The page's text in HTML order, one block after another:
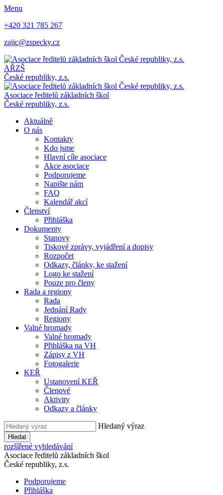
Menu
+420 321 785 267
zajic@zspecky.cz
AŘZŠ
České republiky, z.s.
Asociace ředitelů základních škol
České republiky, z.s.
Aktuálně
O nás
Kontakty
Kdo jsme
Hlavní cíle asociace
Akce asociace
Podporujeme
Napište nám
FAQ
Kalendář akcí
Členství
Přihláška
Dokumenty
Stanovy
Tiskové zprávy, vyjádření a dopisy
Rozpočet
Odkazy, články, ke stažení
Logo ke stažení
Pouze pro členy
Rada a regiony
Rada
Jednání Rady
Regiony
Valné hromady
Valné hromady
Přihláška na VH
Zápisy z VH
Fotogalerie
KEŘ
Ustanovení KEŘ
Členové
Aktivity
Odkazy a články
Hledaný výraz
Hledat
rozšířené vyhledávání
Asociace ředitelů základních škol
České republiky, z.s.
Podporujeme
Přihláška